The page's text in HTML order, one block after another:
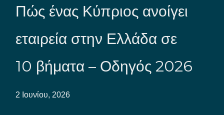
Πώς ένας Κύπριος ανοίγει
εταιρεία στην Ελλάδα σε
10 βήματα – Οδηγός 2026
2 Ιουνίου, 2026